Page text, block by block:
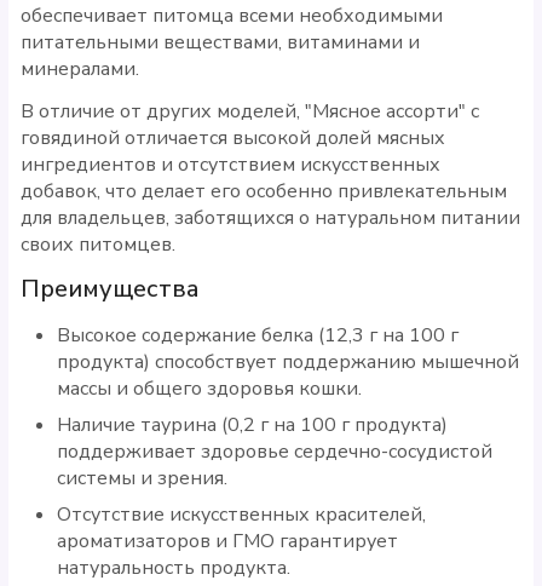
обеспечивает питомца всеми необходимыми
питательными веществами, витаминами и
минералами.
В отличие от других моделей, "Мясное ассорти" с
говядиной отличается высокой долей мясных
ингредиентов и отсутствием искусственных
добавок, что делает его особенно привлекательным
для владельцев, заботящихся о натуральном питании
своих питомцев.
Преимущества
Высокое содержание белка (12,3 г на 100 г
продукта) способствует поддержанию мышечной
массы и общего здоровья кошки.
Наличие таурина (0,2 г на 100 г продукта)
поддерживает здоровье сердечно-сосудистой
системы и зрения.
Отсутствие искусственных красителей,
ароматизаторов и ГМО гарантирует
натуральность продукта.